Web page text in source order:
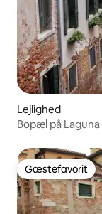
Lejlighed
Bopæl på Laguna
Gæstefavorit
Gæstefavorit